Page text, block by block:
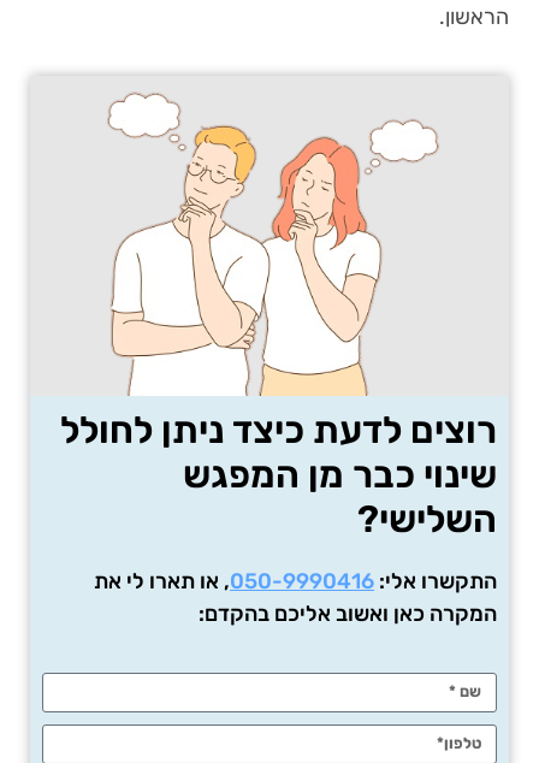
הראשון.
רוצים לדעת כיצד ניתן לחולל
שינוי כבר מן המפגש
השלישי?
התקשרו אלי: 050-9990416, או תארו לי את
המקרה כאן ואשוב אליכם בהקדם: